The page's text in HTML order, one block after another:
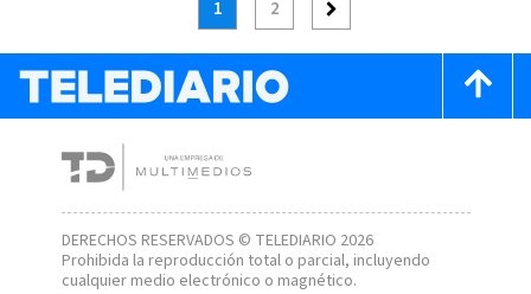
1 2
DERECHOS RESERVADOS © TELEDIARIO 2026
Prohibida la reproducción total o parcial, incluyendo
cualquier medio electrónico o magnético.